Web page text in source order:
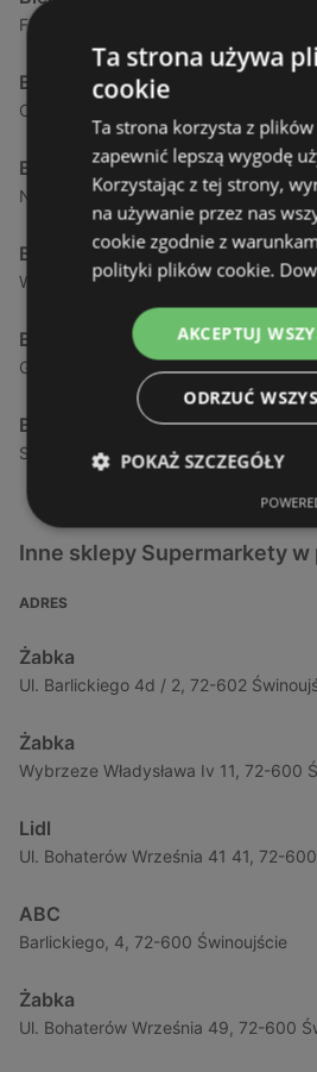
Fińska 4, 72-602 Świnoujście
Biedronka
Chrobrego 9, 72-600 Świnoujście
Biedronka
Nowokarsiborska 2, 72-600
Biedronka
Wojska Polskiego 16a, 72-600
Biedronka
Gryfa Pomorskiego, 72-500
Biedronka
Sienkiewicza 32, 72-510 Wolin
Inne sklepy Supermarkety w
ADRES
Żabka
Ul. Barlickiego 4d / 2, 72-602
Żabka
Wybrzeze Władysława Iv 11, 72-600
Lidl
Ul. Bohaterów Września 41 41, 72-
ABC
Barlickiego, 4, 72-600 Świnoujście
Żabka
Ul. Bohaterów Września 49, 72-600
Ta strona używa
cookie
Ta strona korzysta z
zapewnić lepszą wygodę
Korzystając z tej strony,
na używanie przez nas
cookie zgodnie z
polityki plików cookie.
AKCEPTUJ
ODRZUĆ
POKAŻ SZCZEGÓŁY